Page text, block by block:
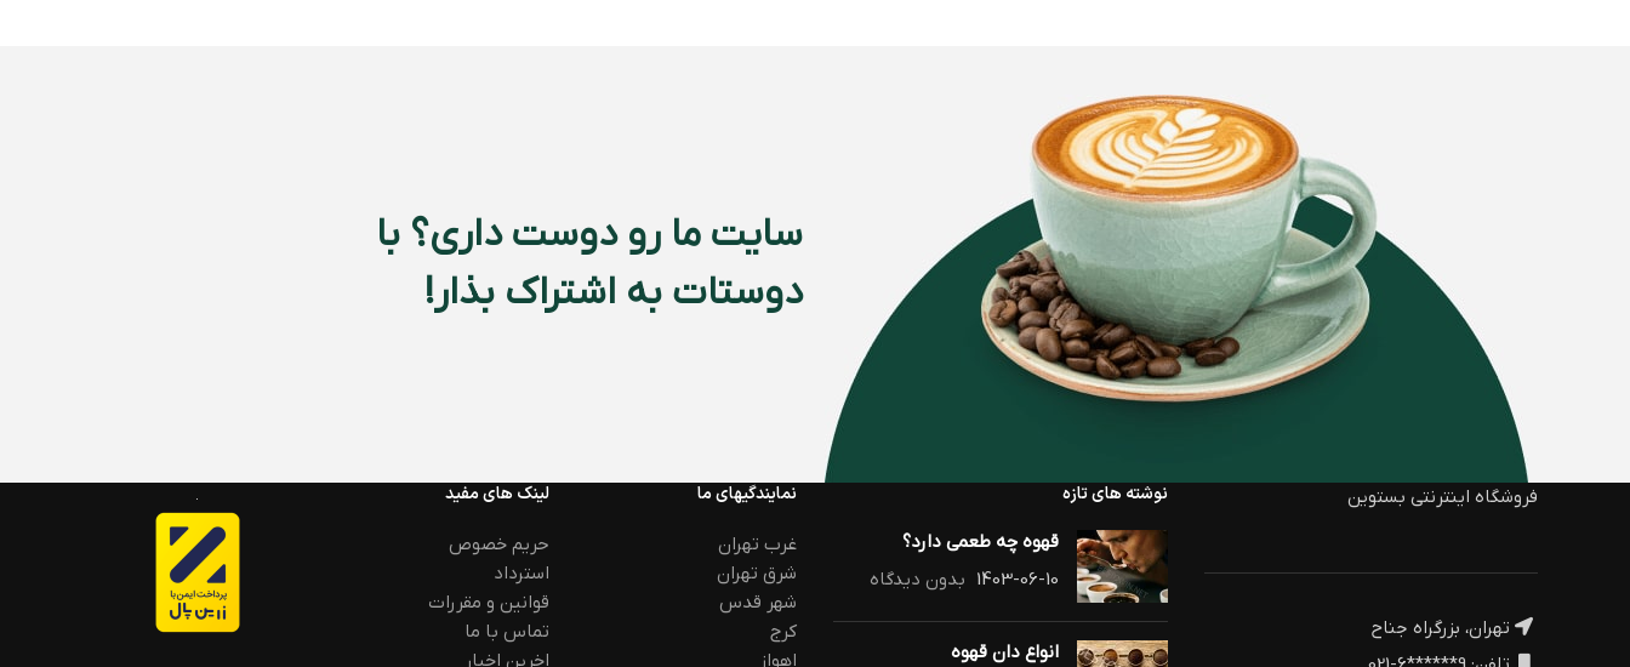
سایت ما رو دوست داری؟ با
دوستات به اشتراک بذار!
فروشگاه اینترنتی بستوین
تهران، بزرگراه جناح
نوشته های تازه
قهوه چه طعمی دارد؟
1403-06-10 بدون دیدگاه
انواع دان قهوه
نمایندگیهای ما
غرب تهران
شرق تهران
شهر قدس
کرج
اهواز
لینک های مفید
حریم خصوص
استرداد
قوانین و مقررات
تماس با ما
اخرین اخبار